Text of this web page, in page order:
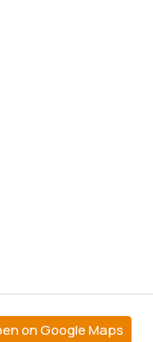
on Google Maps